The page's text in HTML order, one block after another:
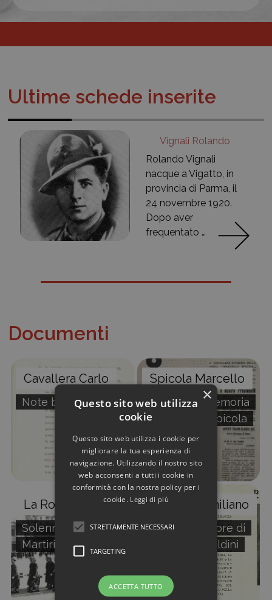
Ultime schede inserite
Vignali Rolando
Rolando Vignali
nacque a Vigatto, in
provincia di Parma, il
24 novembre 1920.
Dopo aver
frequentato …
Documenti
Cavallera Carlo
Note biografiche
Spicola Marcello
Articolo in memoria
di Marcello Spicola
La Rocca Alberto
Solenni esequie dei
Martiri di Fiesole
Rinaldini Emiliano
Ricordo funebre di
Emiliano Rinaldini
×
Questo sito web utilizza
cookie
Questo sito web utilizza i cookie per
migliorare la tua esperienza di
navigazione. Utilizzando il nostro sito
web acconsenti a tutti i cookie in
conformità con la nostra policy per i
cookie. Leggi di più
STRETTAMENTE NECESSARI
TARGETING
ACCETTA TUTTO